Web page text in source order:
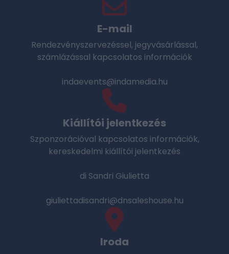
E-mail
Rendezvényszervezéssel, jegyvásárlással,
számlázással kapcsolatos információk
indaevents@indamedia.hu
Kiállítói jelentkezés
Szponzorációval kapcsolatos információk,
kereskedelmi kiállítói jelentkezés
di Sandri Giulietta
giuliettadisandri@dnsaleshouse.hu
Iroda